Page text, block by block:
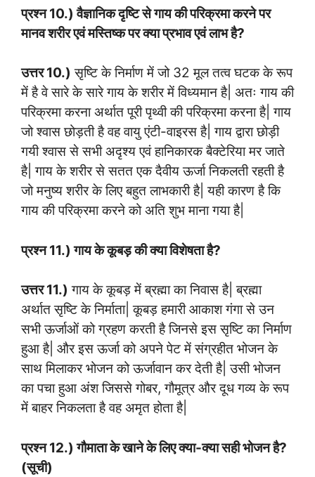
प्रश्न 10.) वैज्ञानिक दृष्टि से गाय की परिक्रमा करने पर
मानव शरीर एवं मस्तिष्क पर क्या प्रभाव एवं लाभ है?
उत्तर 10.) सृष्टि के निर्माण में जो 32 मूल तत्व घटक के रूप
में है वे सारे के सारे गाय के शरीर में विध्यमान है| अतः गाय की
परिक्रमा करना अर्थात पूरी पृथ्वी की परिक्रमा करना है| गाय
जो श्वास छोड़ती है वह वायु एंटी-वाइरस है| गाय द्वारा छोड़ी
गयी श्वास से सभी अदृश्य एवं हानिकारक बैक्टेरिया मर जाते
है| गाय के शरीर से सतत एक दैवीय ऊर्जा निकलती रहती है
जो मनुष्य शरीर के लिए बहुत लाभकारी है| यही कारण है कि
गाय की परिक्रमा करने को अति शुभ माना गया है|
प्रश्न 11.) गाय के कूबड़ की क्या विशेषता है?
उत्तर 11.) गाय के कूबड़ में ब्रह्मा का निवास है| ब्रह्मा
अर्थात सृष्टि के निर्माता| कूबड़ हमारी आकाश गंगा से उन
सभी ऊर्जाओं को ग्रहण करती है जिनसे इस सृष्टि का निर्माण
हुआ है| और इस ऊर्जा को अपने पेट में संग्रहीत भोजन के
साथ मिलाकर भोजन को ऊर्जावान कर देती है| उसी भोजन
का पचा हुआ अंश जिससे गोबर, गौमूत्र और दूध गव्य के रूप
में बाहर निकलता है वह अमृत होता है|
प्रश्न 12.) गौमाता के खाने के लिए क्या-क्या सही भोजन है?
(सूची)